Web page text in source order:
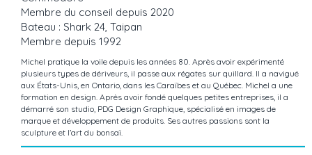
Membre du conseil depuis 2020
Bateau : Shark 24, Taipan
Membre depuis 1992
Michel pratique la voile depuis les années 80. Après avoir expérimenté
plusieurs types de dériveurs, il passe aux régates sur quillard. Il a navigué
aux États-Unis, en Ontario, dans les Caraïbes et au Québec. Michel a une
formation en design. Après avoir fondé quelques petites entreprises, il a
démarré son studio, PDG Design Graphique, spécialisé en images de
marque et développement de produits. Ses autres passions sont la
sculpture et l’art du bonsaï.